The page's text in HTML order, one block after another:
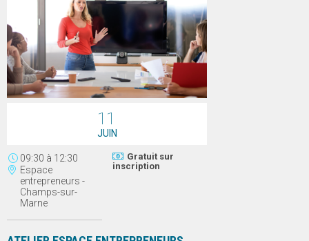
11
JUIN
09:30 à 12:30
Espace
entrepreneurs -
Champs-sur-
Marne
Gratuit sur
inscription